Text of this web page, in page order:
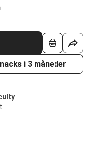
i 3 måneder